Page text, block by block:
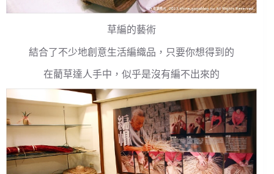
草編的藝術
結合了不少地創意生活編織品，只要你想得到的
在藺草達人手中，似乎是沒有編不出來的